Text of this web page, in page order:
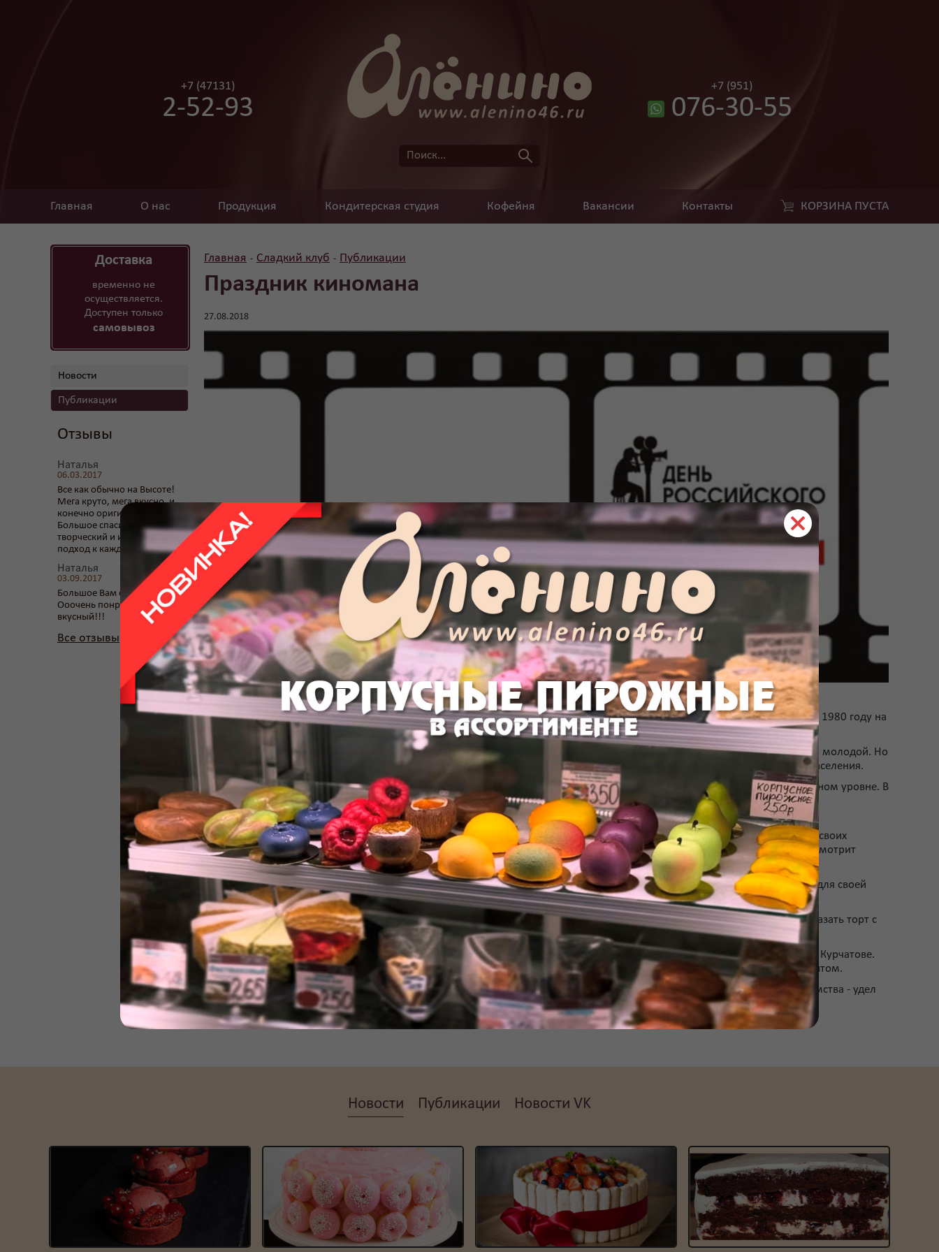
+7 (47131)
2-52-93
+7 (951)
076-30-55
Главная О нас Продукция Кондитерская студия Кофейня Вакансии Контакты КОРЗИНА ПУСТА
Доставка
временно не
осуществляется.
Доступен только
самовывоз
Новости
Публикации
Отзывы
Наталья
06.03.2017
Все как обычно на Высоте!
Мега круто, мега вкусно, и
конечно оригинально!!!
Большое спасибо за Ваш
творческий и индивидуальный
подход к каждому клиенту!
Наталья
03.09.2017
Большое Вам спасибо за торт!
Ооочень понравился и оочень
вкусный!!!
Все отзывы
Главная - Сладкий клуб - Публикации
Праздник киномана
27.08.2018
Каждый любитель кино знает, что 27 августа отмечается день киноиндустрии в России.
Возможно мало кто об этом знает, но это не просто праздник в узком кругу любителей кино. Хотя он и был утвержден в 1980 году на
государственном уровне, корни его уходят в самое начало ХХ века.
В далеком 1917 году кино, как индустрия находилась на этапе раннего становления, так как данная стезя была довольно молодой. Но
уже тогда правительство осознавало силу кино, как довольно сильного инструмента пропаганды и донесения идей до населения.
27 августа 1918 года на одном из меморандумов киноиндустрия была официально национализирована на государственном уровне. В
память об этой знаковой дате был объявлен праздник - День Кино России, который отныне больше именуется, как день
всероссийского кино.
На сегодняшний же день, данный вид искусства является массовым и доступным абсолютно каждому человеку в любых своих
проявлениях. Вовсе не обязательно ходить в кинотеатр, чтобы быть киноманом. Да и любой человек, который не часто смотрит
фильмы, может с легкостью назвать с десяток своих любимых картин.
Именно поэтому кондитерская студия Алёнино предлагаетзаказать торт на День Кино в Курске . Это отменный подарок для своей
семьи, друзей и единомышленников, с которыми совпадают Ваши вкусы на различные киноленты.
Купить торт на день кино и посмотреть свой любимый фильм, что может быть символичнее? Особенно если решите заказать торт с
персонажами кино или элементами каких-то любимых сцен!
Мастера кондитерыфирмы “Алёнино”выполнят любые Ваши индивидуальные пожелания на заказ торта в Курске или в Курчатове.
Не отказывайте себе в проявлении самой смелой фантазии, ведь Вы доверяете работу профессионалом с огромным опытом.
Отметить день кино наслаждаясь любимыми кинолентами, при этом неспешно поедая вкусный десерт или другие лакомства - удел
настоящего киномана, которые с уважением и любовью относиться к такому виду искусства, как кино!
Новости Публикации Новости VK